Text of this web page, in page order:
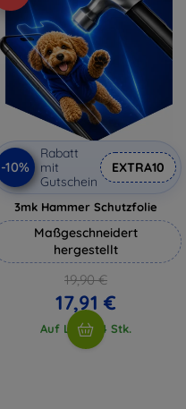
-10%
Rabatt
mit
Gutschein
EXTRA10
3mk Hammer Schutzfolie
Maßgeschneidert
hergestellt
19,90 €
17,91 €
Auf Lager 4 Stk.